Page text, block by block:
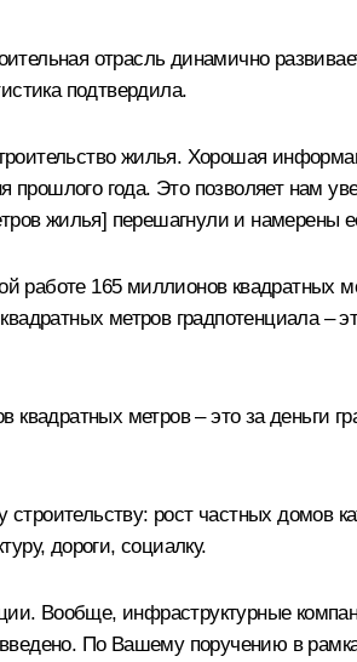
отрасль динамично
подтвердила.
жилья. Хорошая
года. Это позволяет нам
жилья] перешагнули и намерены
работе 165 миллионов квадратных
метров градпотенциала –
метров – это за деньги
рост частных домов
дороги, социалку.
Вообще, инфраструктурные
По Вашему поручению в